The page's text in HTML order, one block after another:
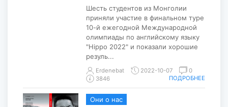
Шесть студентов из Монголии
приняли участие в финальном туре
10-й ежегодной Международной
олимпиады по английскому языку
"Hippo 2022" и показали хорошие
резуль...
Erdenebat 2022-10-07
0
3846
ПОДРОБНЕЕ
Они о нас